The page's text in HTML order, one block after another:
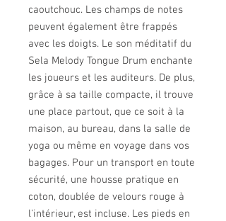
caoutchouc. Les champs de notes
peuvent également être frappés
avec les doigts. Le son méditatif du
Sela Melody Tongue Drum enchante
les joueurs et les auditeurs. De plus,
grâce à sa taille compacte, il trouve
une place partout, que ce soit à la
maison, au bureau, dans la salle de
yoga ou même en voyage dans vos
bagages. Pour un transport en toute
sécurité, une housse pratique en
coton, doublée de velours rouge à
l'intérieur, est incluse. Les pieds en